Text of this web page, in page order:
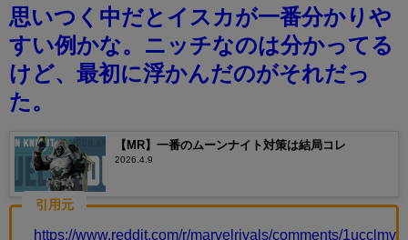
思いつく中だとイスカが一番分かりや
すい例かな。ニッチなのは分かってる
けど、最初に浮かんだのがそれだっ
た。
【MR】一番のムーンナイト対策は結局コレ
2026.4.9
引用元
https://www.reddit.com/r/marvelrivals/comments/